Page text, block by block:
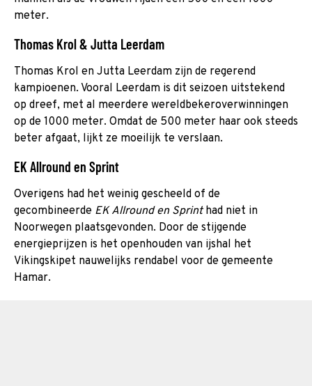
meter.
Thomas Krol & Jutta Leerdam
Thomas Krol en Jutta Leerdam zijn de regerend
kampioenen. Vooral Leerdam is dit seizoen uitstekend
op dreef, met al meerdere wereldbekeroverwinningen
op de 1000 meter. Omdat de 500 meter haar ook steeds
beter afgaat, lijkt ze moeilijk te verslaan.
EK Allround en Sprint
Overigens had het weinig gescheeld of de
gecombineerde EK Allround en Sprinthad niet in
Noorwegen plaatsgevonden. Door de stijgende
energieprijzen is het openhouden van ijshal het
Vikingskipet nauwelijks rendabel voor de gemeente
Hamar.